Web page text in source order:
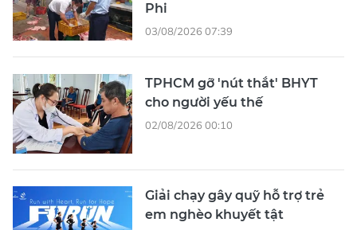
Phi
03/08/2026 07:39
TPHCM gỡ 'nút thắt' BHYT
cho người yếu thế
02/08/2026 00:10
Giải chạy gây quỹ hỗ trợ trẻ
em nghèo khuyết tật